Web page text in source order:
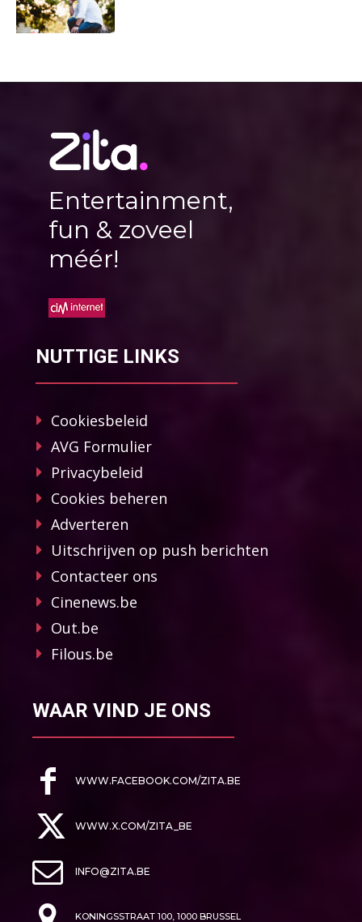
Entertainment,
fun & zoveel
méér!
NUTTIGE LINKS
Cookiesbeleid
AVG Formulier
Privacybeleid
Cookies beheren
Adverteren
Uitschrijven op push berichten
Contacteer ons
Cinenews.be
Out.be
Filous.be
WAAR VIND JE ONS
WWW.FACEBOOK.COM/ZITA.BE
WWW.X.COM/ZITA_BE
INFO@ZITA.BE
KONINGSSTRAAT 100, 1000 BRUSSEL